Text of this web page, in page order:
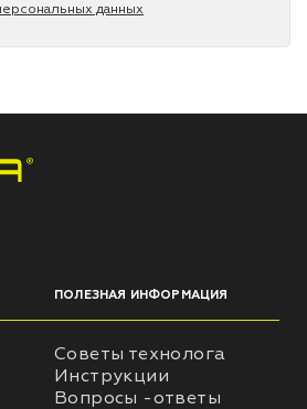
данных
ПОЛЕЗНАЯ ИНФОРМАЦИЯ
Советы технолога
Инструкции
Вопросы -ответы